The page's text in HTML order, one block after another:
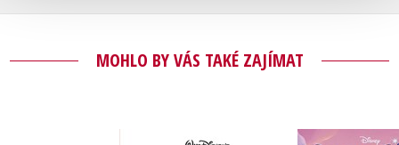
MOHLO BY VÁS TAKÉ ZAJÍMAT